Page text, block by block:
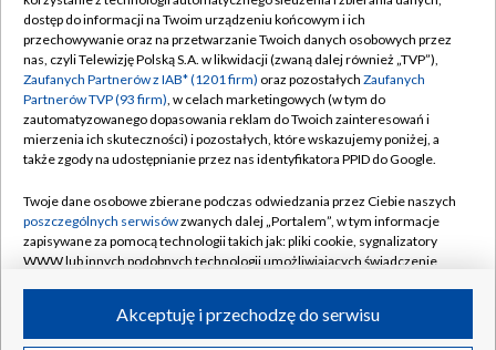
TVP
Abonament TVP
Emisja w TVP
Centrum informacji TVP
Naziemna Telewizja Cyfrowa
Rada Programowa
System NOS
Informacje o nadawcy
Program dla prasy
Regulamin TVP
Polityka prywatności
Moje zgody
Pomoc
Kontakt
Kanały
dostęp do informacji na Twoim urządzeniu końcowym i ich
przechowywanie oraz na przetwarzanie Twoich danych osobowych przez
nas, czyli Telewizję Polską S.A. w likwidacji (zwaną dalej również „TVP”),
Zaufanych Partnerów z IAB* (1201 firm) oraz pozostałych Zaufanych
Partnerów TVP (93 firm), w celach marketingowych (w tym do
zautomatyzowanego dopasowania reklam do Twoich zainteresowań i
mierzenia ich skuteczności) i pozostałych, które wskazujemy poniżej, a
także zgody na udostępnianie przez nas identyfikatora PPID do Google.
Twoje dane osobowe zbierane podczas odwiedzania przez Ciebie naszych
poszczególnych serwisówzwanych dalej „Portalem”, w tym informacje
zapisywane za pomocą technologii takich jak: pliki cookie, sygnalizatory
WWW lub innych podobnych technologii umożliwiających świadczenie
ruchu w Internecie.Akceptuję i przechodzę do serwisu